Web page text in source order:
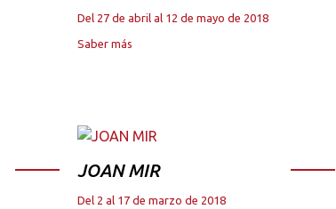
Del 27 de abril al 12 de mayo de 2018
Saber más
JOAN MIR
Del 2 al 17 de marzo de 2018